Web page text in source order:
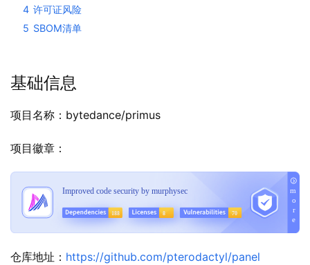
4 许可证风险
5 SBOM清单
基础信息
项目名称：bytedance/primus
项目徽章：
仓库地址： https://github.com/pterodactyl/panel